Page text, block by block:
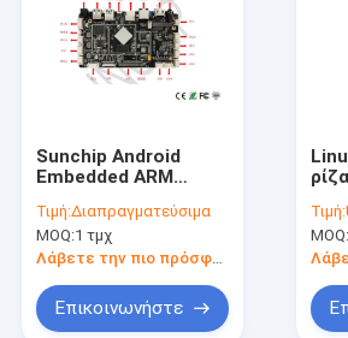
Sunchip Android
Embedded ARM
LAN 1000M USB TF
Pcb Circuit Circuit
Τιμή:Διαπραγματεύσιμα
MOQ:1 τμχ
Λάβετε την πιο πρόσφατη τιμή
Επικοινωνήστε
Τιμή:
MOQ: